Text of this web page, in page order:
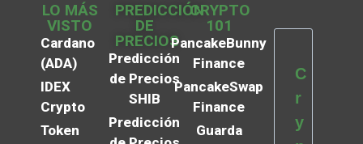
LO MÁS
VISTO
Cardano
(ADA)
IDEX
Crypto
Token
PREDICCIÓN
DE
PRECIOS
Predicción
de Precios
SHIB
Predicción
CRYPTO
101
PancakeBunny
Finance
PancakeSwap
Finance
Guarda
C
r
y